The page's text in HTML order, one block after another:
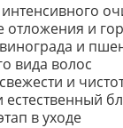
и
и
вида волос
и
естественный
в уходе